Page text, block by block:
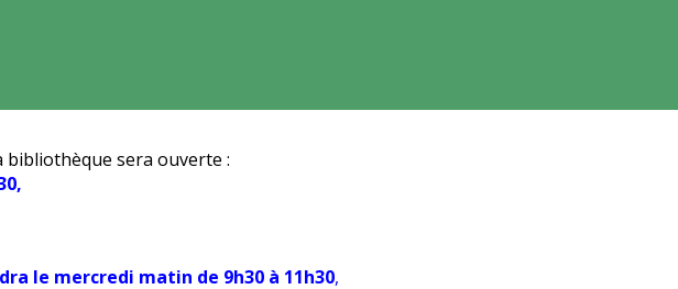
bibliothèque sera ouverte :
le mercredi matin de 9h30 à 11h30,